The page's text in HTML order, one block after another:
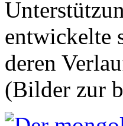
entwickelte
deren
(Bilder zur